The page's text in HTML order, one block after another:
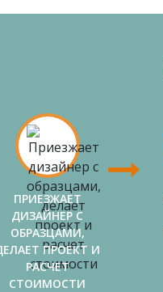
ПРИЕЗЖАЕТ
ДИЗАЙНЕР С
ОБРАЗЦАМИ,
ПРОЕКТ И
РАСЧЕТ
СТОИМОСТИ